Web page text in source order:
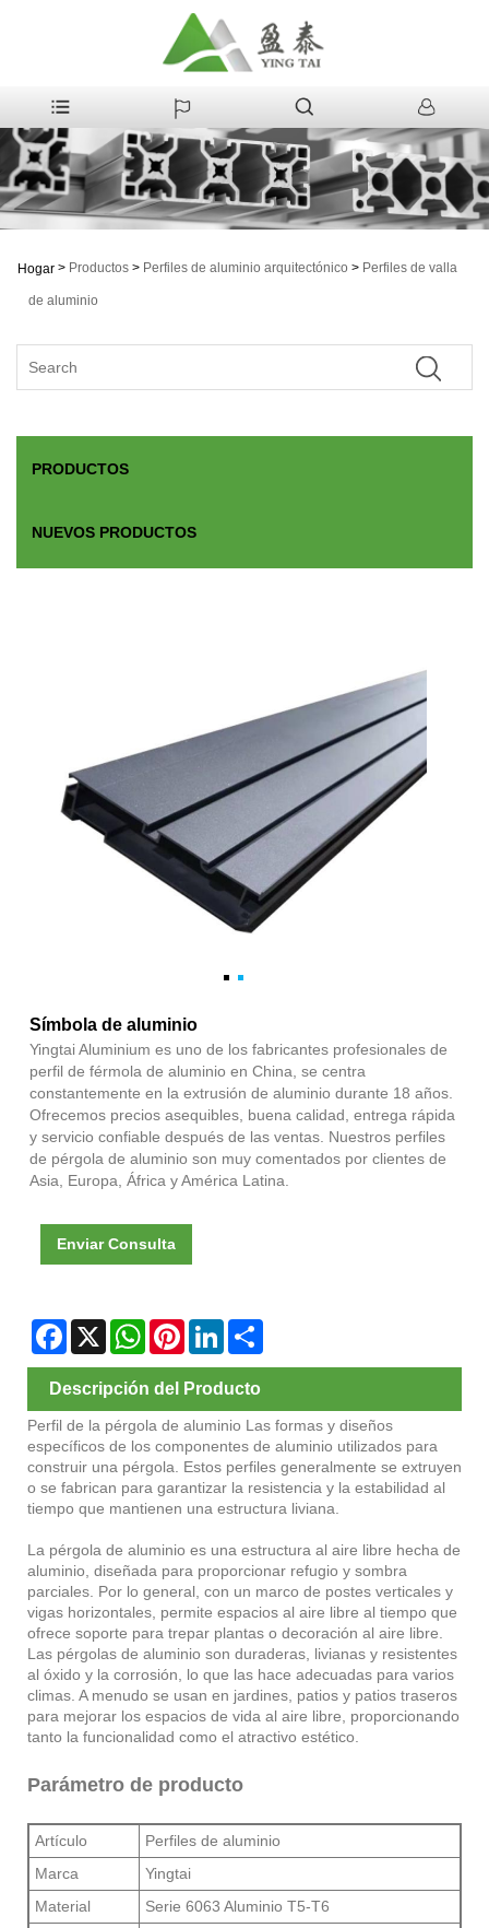
Hogar > Productos > Perfiles de aluminio arquitectónico > Perfiles de valla
de aluminio
PRODUCTOS
NUEVOS PRODUCTOS
Símbola de aluminio
Yingtai Aluminium es uno de los fabricantes profesionales de
perfil de férmola de aluminio en China, se centra
constantemente en la extrusión de aluminio durante 18 años.
Ofrecemos precios asequibles, buena calidad, entrega rápida
y servicio confiable después de las ventas. Nuestros perfiles
de pérgola de aluminio son muy comentados por clientes de
Asia, Europa, África y América Latina.
Enviar Consulta
Facebook
X WhatsAppPinterestLinkedIn
Descripción del Producto
Perfil de la pérgola de aluminio Las formas y diseños
específicos de los componentes de aluminio utilizados para
construir una pérgola. Estos perfiles generalmente se extruyen
o se fabrican para garantizar la resistencia y la estabilidad al
tiempo que mantienen una estructura liviana.
La pérgola de aluminio es una estructura al aire libre hecha de
aluminio, diseñada para proporcionar refugio y sombra
parciales. Por lo general, con un marco de postes verticales y
vigas horizontales, permite espacios al aire libre al tiempo que
ofrece soporte para trepar plantas o decoración al aire libre.
Las pérgolas de aluminio son duraderas, livianas y resistentes
al óxido y la corrosión, lo que las hace adecuadas para varios
climas. A menudo se usan en jardines, patios y patios traseros
para mejorar los espacios de vida al aire libre, proporcionando
tanto la funcionalidad como el atractivo estético.
Parámetro de producto
Artículo
Perfiles de aluminio
Marca
Yingtai
Material
Serie 6063 Aluminio T5-T6